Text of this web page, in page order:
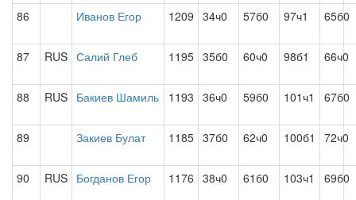
86 Иванов Егор 1209 34ч0 57б0 97ч1 65б0
87 RUS Салий Глеб 1195 35б0 60ч0 98б1 66ч0
88 RUS Бакиев Шамиль 1193 36ч0 59б0 101ч1 67б0
89 Закиев Булат 1185 37б0 62ч0 100б1 72ч0
90 RUS Богданов Егор 1176 38ч0 61б0 103ч1 69б0